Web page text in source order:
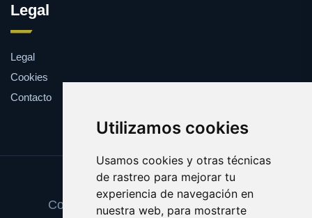
Utilizamos cookies
Usamos cookies y otras técnicas
de rastreo para mejorar tu
experiencia de navegación en
nuestra web, para mostrarte
Legal
Legal
Cookies
Contacto
Update cookies preferences
Copyright © 2025 tortillasdepatata.com